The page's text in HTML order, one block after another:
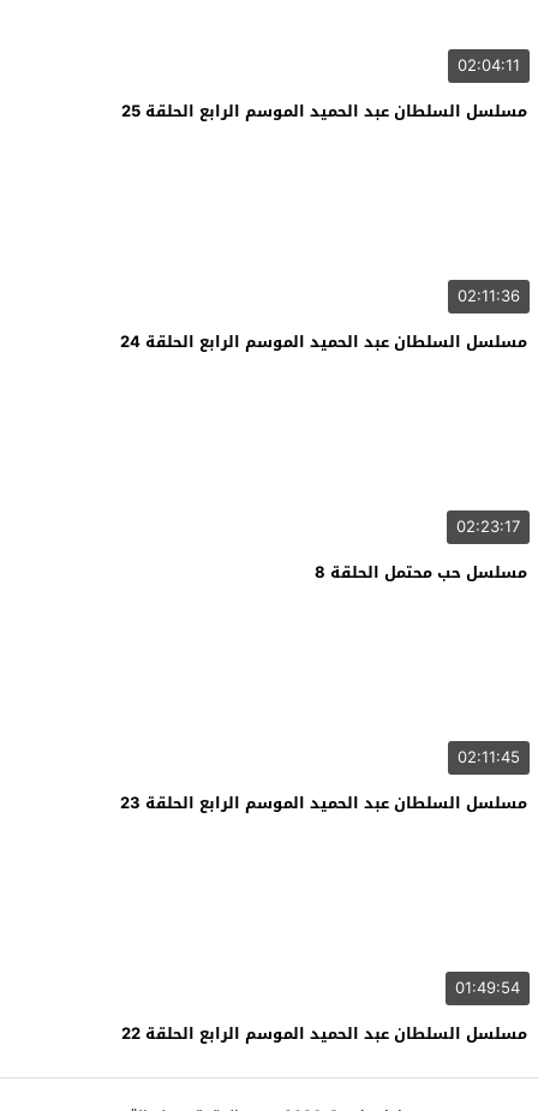
02:04:11
مسلسل السلطان عبد الحميد الموسم الرابع الحلقة 25
02:11:36
مسلسل السلطان عبد الحميد الموسم الرابع الحلقة 24
02:23:17
مسلسل حب محتمل الحلقة 8
02:11:45
مسلسل السلطان عبد الحميد الموسم الرابع الحلقة 23
01:49:54
مسلسل السلطان عبد الحميد الموسم الرابع الحلقة 22